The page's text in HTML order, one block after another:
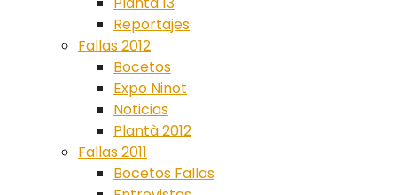
Reportajes
Fallas 2012
Bocetos
Expo Ninot
Noticias
Plantà 2012
Fallas 2011
Bocetos Fallas